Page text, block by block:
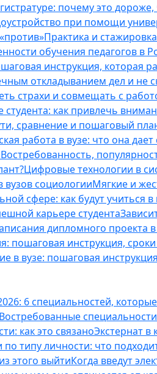
почему это
при помощи
Практика и
обучения педагогов в
инструкция, которая
откладыванием дел и не
страхи и совмещать с
студента: как привлечь
сравнение и пошаговый
работа в вузе: что она дает
Востребованность,
Цифровые технологии в
вузов социологииМягкие и
сфере: как будут учиться
карьере студента
дипломного проекта
пошаговая инструкция,
в вузе: пошаговая инструкция
6 специальностей,
Востребованные
как это связаноЭкстернат в
типу личности: что
этого выйтиКогда введут